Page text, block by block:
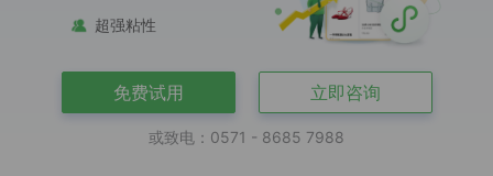
超强粘性
免费试用 立即咨询
或致电：0571 - 8685 7988